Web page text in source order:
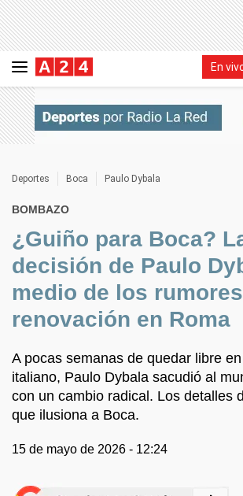
En
Deportes Boca Paulo Dybala
BOMBAZO
¿Guiño para Boca?
decisión de Paulo
medio de los
renovación en Roma
A pocas semanas de quedar libre en
italiano, Paulo Dybala sacudió al
con un cambio radical. Los detalles
que ilusiona a Boca.
15 de mayo de 2026 - 12:24